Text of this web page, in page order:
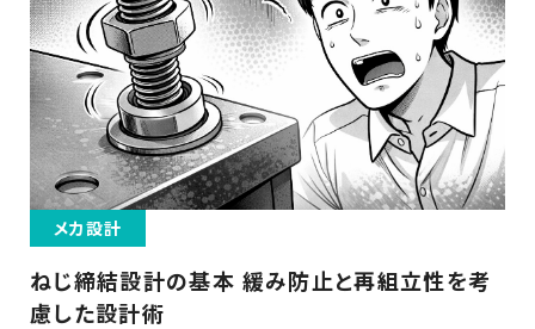
メカ設計
ねじ締結設計の基本 緩み防止と再組立性を考
慮した設計術